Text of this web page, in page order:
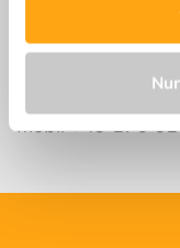
Janina Hantke
Tel +49 521 54
Mobil +49 176